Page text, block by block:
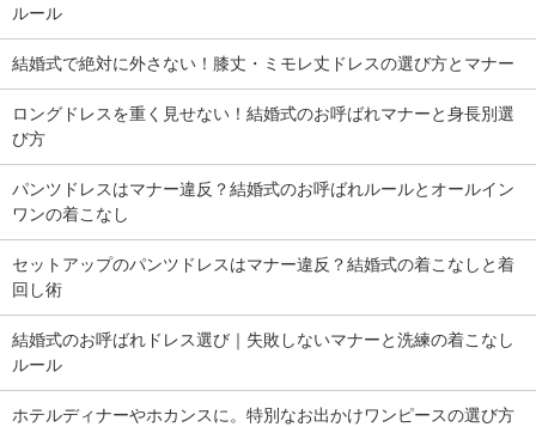
ルール
結婚式で絶対に外さない！膝丈・ミモレ丈ドレスの選び方とマナー
ロングドレスを重く見せない！結婚式のお呼ばれマナーと身長別選
び方
パンツドレスはマナー違反？結婚式のお呼ばれルールとオールイン
ワンの着こなし
セットアップのパンツドレスはマナー違反？結婚式の着こなしと着
回し術
結婚式のお呼ばれドレス選び｜失敗しないマナーと洗練の着こなし
ルール
ホテルディナーやホカンスに。特別なお出かけワンピースの選び方